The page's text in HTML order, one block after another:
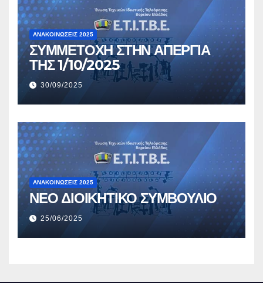
ΑΝΑΚΟΙΝΏΣΕΙΣ 2025
ΣΥΜΜΕΤΟΧΗ ΣΤΗΝ ΑΠΕΡΓΙΑ
ΤΗΣ 1/10/2025
30/09/2025
ΑΝΑΚΟΙΝΏΣΕΙΣ 2025
ΝΕΟ ΔΙΟΙΚΗΤΙΚΟ ΣΥΜΒΟΥΛΙΟ
25/06/2025